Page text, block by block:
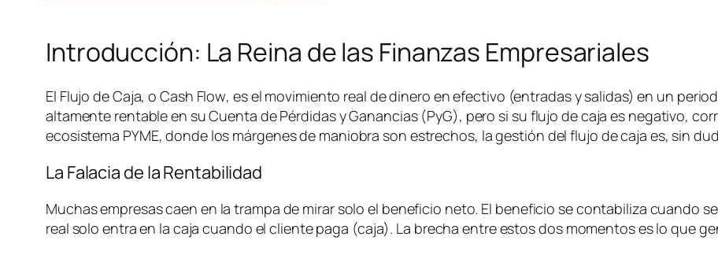
Introducción: La Reina de las Finanzas Empresariales
El Flujo de Caja, o Cash Flow, es el movimiento real de dinero en efectivo (entradas y salidas) en un
altamente rentable en su Cuenta de Pérdidas y Ganancias (PyG), pero si su flujo de caja es negativo,
ecosistema PYME, donde los márgenes de maniobra son estrechos, la gestión del flujo de caja es, sin
La Falacia de la Rentabilidad
Muchas empresas caen en la trampa de mirar solo el beneficio neto. El beneficio se contabiliza cuando
real solo entra en la caja cuando el cliente paga (caja). La brecha entre estos dos momentos es lo que